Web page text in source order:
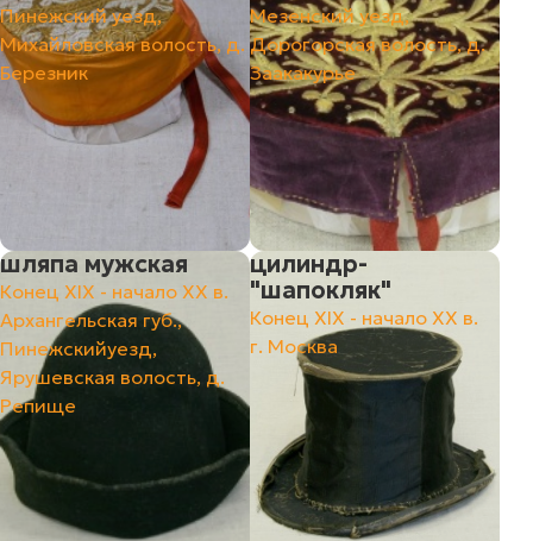
Пинежский уезд,
Михайловская волость, д.
Березник
Мезенский уезд,
Дорогорская волость, д.
Заакакурье
шляпа мужская
Конец ХIХ - начало ХХ в.
Архангельская губ.,
Пинежскийуезд,
Ярушевская волость, д.
Репище
цилиндр-
"шапокляк"
Конец ХIХ - начало ХХ в.
г. Москва